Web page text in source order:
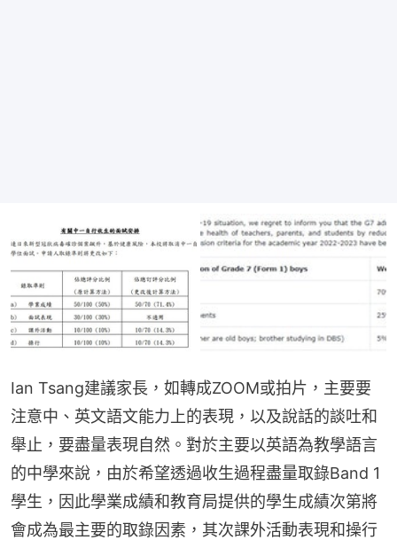
Ian Tsang建議家長，如轉成ZOOM或拍片，主要要
注意中、英文語文能力上的表現，以及說話的談吐和
舉止，要盡量表現自然。對於主要以英語為教學語言
的中學來說，由於希望透過收生過程盡量取錄Band 1
學生，因此學業成績和教育局提供的學生成績次第將
會成為最主要的取錄因素，其次課外活動表現和操行